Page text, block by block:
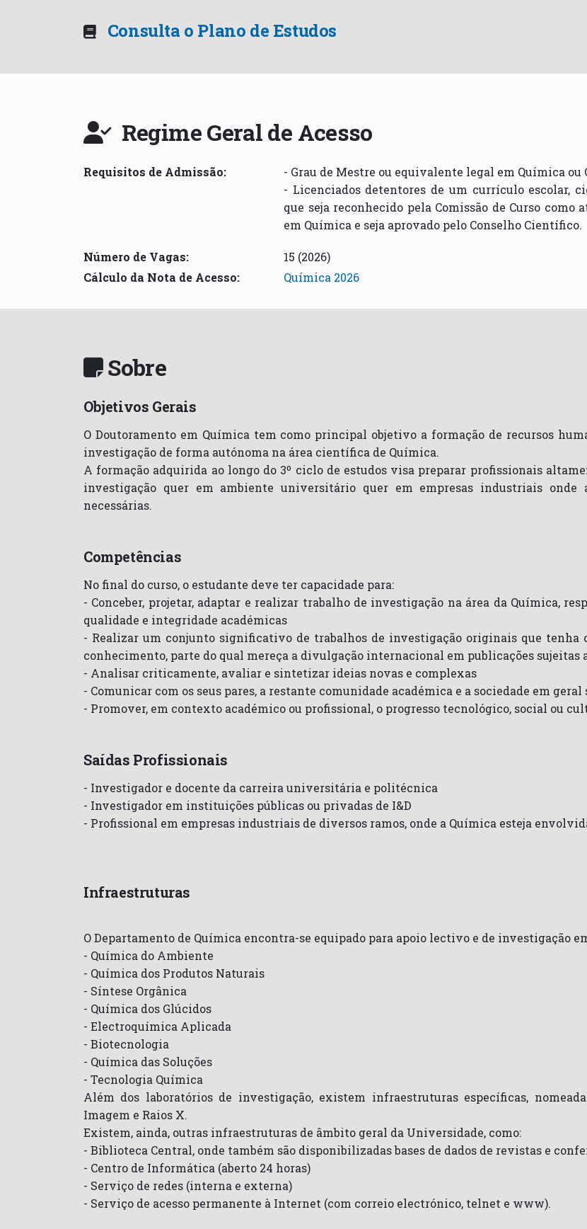
Consulta o Plano de Estudos
Regime Geral de Acesso
Requisitos de Admissão:
- Grau de Mestre ou equivalente legal em Química
- Licenciados detentores de um currículo escolar,
que seja reconhecido pela Comissão de Curso
em Química e seja aprovado pelo Conselho Científico.
Número de Vagas: 15 (2026)
Cálculo da Nota de Acesso: Química 2026
Sobre
Objetivos Gerais
O Doutoramento em Química tem como principal objetivo a formação de recursos
investigação de forma autónoma na área científica de Química.
A formação adquirida ao longo do 3º ciclo de estudos visa preparar profissionais
investigação quer em ambiente universitário quer em empresas industriais onde
necessárias.
Competências
No final do curso, o estudante deve ter capacidade para:
- Conceber, projetar, adaptar e realizar trabalho de investigação na área da Química,
qualidade e integridade académicas
- Realizar um conjunto significativo de trabalhos de investigação originais que tenha
conhecimento, parte do qual mereça a divulgação internacional em publicações
- Analisar criticamente, avaliar e sintetizar ideias novas e complexas
- Comunicar com os seus pares, a restante comunidade académica e a sociedade em
- Promover, em contexto académico ou profissional, o progresso tecnológico, social ou
Saídas Profissionais
- Investigador e docente da carreira universitária e politécnica
- Investigador em instituições públicas ou privadas de I&D
- Profissional em empresas industriais de diversos ramos, onde a Química esteja
Infraestruturas
O Departamento de Química encontra-se equipado para apoio lectivo e de investigação
- Química do Ambiente
- Química dos Produtos Naturais
- Síntese Orgânica
- Química dos Glúcidos
- Electroquímica Aplicada
- Biotecnologia
- Química das Soluções
- Tecnologia Química
Além dos laboratórios de investigação, existem infraestruturas específicas,
Imagem e Raios X.
Existem, ainda, outras infraestruturas de âmbito geral da Universidade, como:
- Biblioteca Central, onde também são disponibilizadas bases de dados de revistas e
- Centro de Informática (aberto 24 horas)
- Serviço de redes (interna e externa)
- Serviço de acesso permanente à Internet (com correio electrónico, telnet e www).